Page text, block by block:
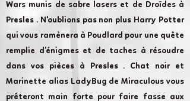
Wars munis de sabre lasers et de Droïdes à
Presles . N'oublions pas non plus Harry Potter
qui vous ramènera à Poudlard pour une quête
remplie d’énigmes et de taches à résoudre
dans vos pièces à Presles . Chat noir et
Marinette alias LadyBug de Miraculous vous
prêteront main forte pour faire fasse aux